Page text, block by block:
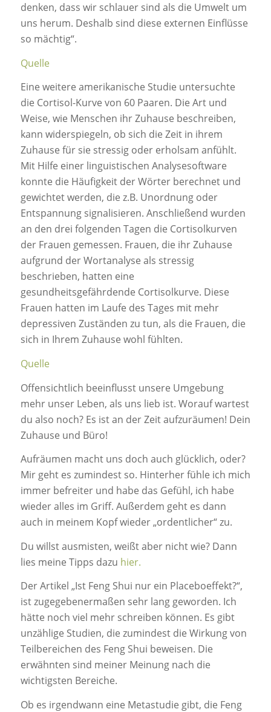
denken, dass wir schlauer sind als die Umwelt um
uns herum. Deshalb sind diese externen Einflüsse
so mächtig“.
Quelle
Eine weitere amerikanische Studie untersuchte
die Cortisol-Kurve von 60 Paaren. Die Art und
Weise, wie Menschen ihr Zuhause beschreiben,
kann widerspiegeln, ob sich die Zeit in ihrem
Zuhause für sie stressig oder erholsam anfühlt.
Mit Hilfe einer linguistischen Analysesoftware
konnte die Häufigkeit der Wörter berechnet und
gewichtet werden, die z.B. Unordnung oder
Entspannung signalisieren. Anschließend wurden
an den drei folgenden Tagen die Cortisolkurven
der Frauen gemessen. Frauen, die ihr Zuhause
aufgrund der Wortanalyse als stressig
beschrieben, hatten eine
gesundheitsgefährdende Cortisolkurve. Diese
Frauen hatten im Laufe des Tages mit mehr
depressiven Zuständen zu tun, als die Frauen, die
sich in Ihrem Zuhause wohl fühlten.
Quelle
Offensichtlich beeinflusst unsere Umgebung
mehr unser Leben, als uns lieb ist. Worauf wartest
du also noch? Es ist an der Zeit aufzuräumen! Dein
Zuhause und Büro!
Aufräumen macht uns doch auch glücklich, oder?
Mir geht es zumindest so. Hinterher fühle ich mich
immer befreiter und habe das Gefühl, ich habe
wieder alles im Griff. Außerdem geht es dann
auch in meinem Kopf wieder „ordentlicher“ zu.
Du willst ausmisten, weißt aber nicht wie? Dann
lies meine Tipps dazu hier.
Der Artikel „Ist Feng Shui nur ein Placeboeffekt?“,
ist zugegebenermaßen sehr lang geworden. Ich
hätte noch viel mehr schreiben können. Es gibt
unzählige Studien, die zumindest die Wirkung von
Teilbereichen des Feng Shui beweisen. Die
erwähnten sind meiner Meinung nach die
wichtigsten Bereiche.
Ob es irgendwann eine Metastudie gibt, die Feng